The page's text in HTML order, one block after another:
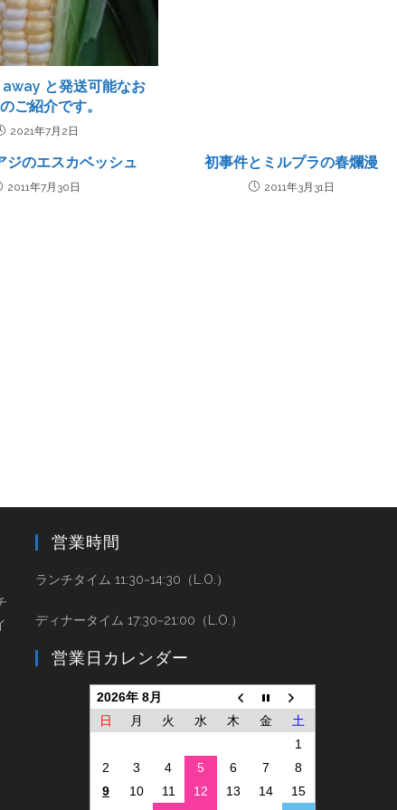
と発送可能なお
ご紹介です。
2021年7月2日
ジのエスカベッシュ
2011年7月30日
初事件とミルプラの春爛漫
2011年3月31日
営業時間
ランチタイム 11:30~14:30（L.O.）
ディナータイム 17:30~21:00（L.O.）
営業日カレンダー
2026年 8月
日
月 火 水 木 金
土
1
2
3 4 5 6 7
8
9
10 11 12 13 14
15